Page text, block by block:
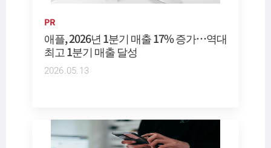
PR
애플, 2026년 1분기 매출 17% 증가…역대
최고 1분기 매출 달성
2026.05.13